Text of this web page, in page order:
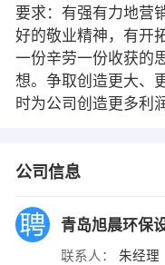
要求：有强有力地营
好的敬业精神，有开
一份辛劳一份收获的
想。争取创造更大、
时为公司创造更多利润
公司信息
青岛旭晨环保
联系人： 朱经理